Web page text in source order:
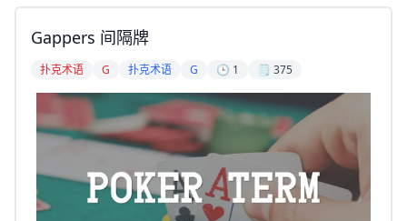
Gappers 间隔牌
扑克术语 G 扑克术语 G 🕒 1 🗒️ 375